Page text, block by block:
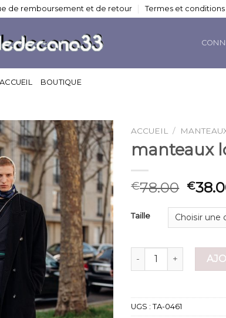
de remboursement et de retour Termes et conditions
ACCUEIL BOUTIQUE
ACCUEIL /
manteaux
€78.00 €
Taille
quantité de
UGS :TA-0461